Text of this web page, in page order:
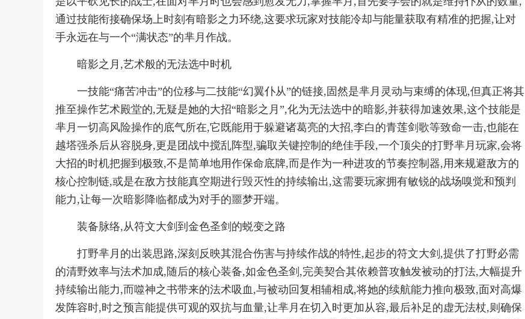
通过技能衔接确保场上时刻有暗影之力环绕,这要求玩家对技能冷却与能量获取有精准的把握,让对
手永远在与一个“满状态”的芈月作战。
暗影之月,艺术般的无法选中时机
一技能“痛苦冲击”的位移与二技能“幻翼仆从”的链接,固然是芈月灵动与束缚的体现,但真正将其
推至操作艺术殿堂的,无疑是她的大招“暗影之月”,化为无法选中的暗影,并获得加速效果,这个技能是
芈月一切高风险操作的底气所在,它既能用于躲避诸葛亮的大招,李白的青莲剑歌等致命一击,也能在
越塔强杀后从容脱身,更是团战中搅乱阵型,骗取关键控制的绝佳手段,一个顶尖的打野芈月玩家,会将
大招的时机把握到极致,不是简单地用作保命底牌,而是作为一种进攻的节奏控制器,用来规避敌方的
核心控制链,或是在敌方技能真空期进行毁灭性的持续输出,这需要玩家拥有敏锐的战场嗅觉和预判
能力,让每一次暗影降临都成为对手的噩梦开端。
装备脉络,从符文大剑到金色圣剑的蜕变之路
打野芈月的出装思路,深刻反映其混合伤害与持续作战的特性,起步的符文大剑,提供了打野必需
的清野效率与法术加成,随后的核心装备,如金色圣剑,完美契合其依赖普攻触发被动的打法,大幅提升
持续输出能力,而噬神之书带来的法术吸血,与被动回复相辅相成,将她的续航能力推向极致,面对高爆
发阵容时,时之预言能提供可观的双抗与血量,让芈月在切入时更加从容,最后补足的虚无法杖,则确保